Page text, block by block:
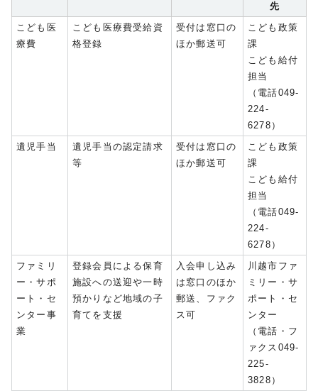
先
こども医
療費
こども医療費受給資
格登録
受付は窓口の
ほか郵送可
こども政策
課
こども給付
担当
（電話049-
224-
6278）
遺児手当
遺児手当の認定請求
等
受付は窓口の
ほか郵送可
こども政策
課
こども給付
担当
（電話049-
224-
6278）
ファミリ
ー・サポ
ート・セ
ンター事
業
登録会員による保育
施設への送迎や一時
預かりなど地域の子
育てを支援
入会申し込み
は窓口のほか
郵送、ファク
ス可
川越市ファ
ミリー・サ
ポート・セ
ンター
（電話・フ
ァクス049-
225-
3828）